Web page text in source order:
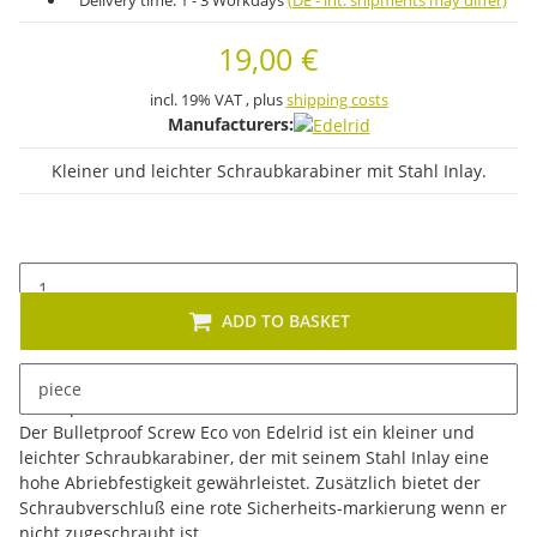
19,00 €
incl. 19% VAT , plusshipping costs
Manufacturers:
Kleiner und leichter Schraubkarabiner mit Stahl Inlay.
piece
ADD TO BASKET
Description
Der Bulletproof Screw Eco von Edelrid ist ein kleiner und
leichter Schraubkarabiner, der mit seinem Stahl Inlay eine
hohe Abriebfestigkeit gewährleistet. Zusätzlich bietet der
Schraubverschluß eine rote Sicherheits-markierung wenn er